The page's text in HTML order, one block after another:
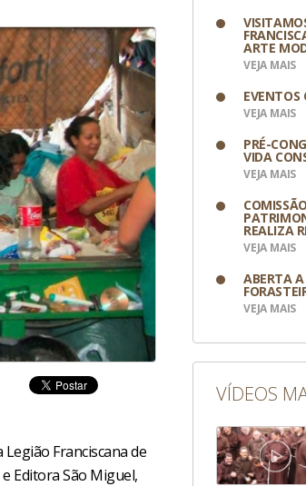
Franciscana de
Editora São Miguel,
ARTE
VEJA MAIS
EVENTOS
VEJA MAIS
PRÉ-
VIDA
VEJA MAIS
REALIZA
VEJA MAIS
ABERTA A
VEJA MAIS
VÍDEOS